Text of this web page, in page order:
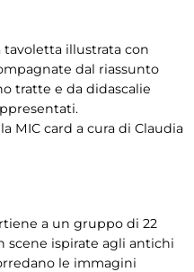
tavoletta illustrata con
dal riassunto
tratte e da didascalie
MIC card a cura di Claudia
a un gruppo di 22
scene ispirate agli antichi
le immagini